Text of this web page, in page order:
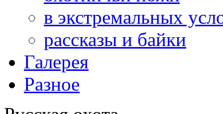
в экстремальных
рассказы и байки
Галерея
Разное